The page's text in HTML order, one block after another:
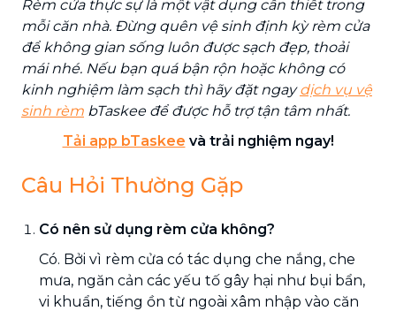
Rèm cửa thực sự là một vật dụng cần thiết trong
mỗi căn nhà. Đừng quên vệ sinh định kỳ rèm cửa
để không gian sống luôn được sạch đẹp, thoải
mái nhé. Nếu bạn quá bận rộn hoặc không có
kinh nghiệm làm sạch thì hãy đặt ngaydịch vụ vệ
sinh rèm bTaskee để được hỗ trợ tận tâm nhất.
Tải app bTaskee và trải nghiệm ngay!
Câu Hỏi Thường Gặp
Có nên sử dụng rèm cửa không?
Có. Bởi vì rèm cửa có tác dụng che nắng, che
mưa, ngăn cản các yếu tố gây hại như bụi bẩn,
vi khuẩn, tiếng ồn từ ngoài xâm nhập vào căn